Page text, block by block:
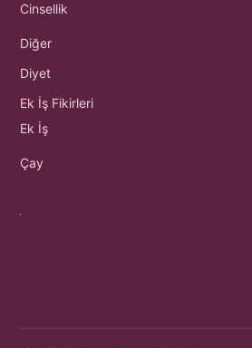
Cinsellik
Diğer
Diyet
Ek İş Fikirleri
Ek İş
Çay